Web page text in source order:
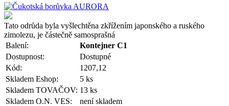
Tato odrůda byla vyšlechtěna zkřížením japonského a ruského
zimolezu, je částečně samosprašná
Balení:
Kontejner C1
Dostupnost:
Dostupné
Kód:
1207,12
Skladem Eshop:
5 ks
Skladem TOVAČOV: 13 ks
Skladem O.N. VES:
není skladem